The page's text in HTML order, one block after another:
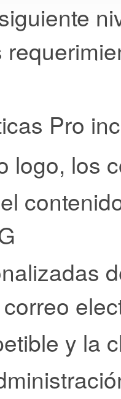
Pro
logo, los
y la